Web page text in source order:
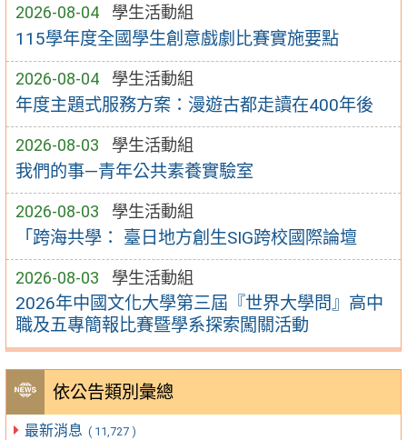
2026-08-04 學生活動組
115學年度全國學生創意戲劇比賽實施要點
2026-08-04 學生活動組
年度主題式服務方案：漫遊古都走讀在400年後
2026-08-03 學生活動組
我們的事—青年公共素養實驗室
2026-08-03 學生活動組
「跨海共學： 臺日地方創生SIG跨校國際論壇
2026-08-03 學生活動組
2026年中國文化大學第三屆『世界大學問』高中
職及五專簡報比賽暨學系探索闖關活動
依公告類別彙總
最新消息 ( 11,727 )